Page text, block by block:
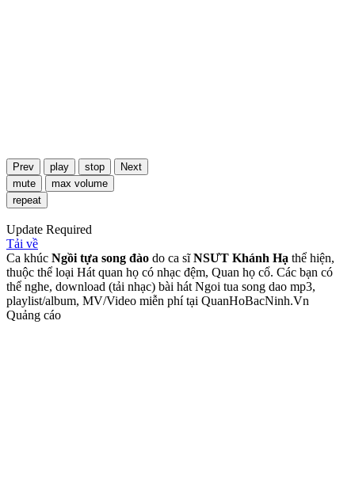
Prev play stop
Next
mute
max volume
repeat
Update Required
Tải về
Ca khúc Ngồi tựa song đào do ca sĩNSƯT Khánh Hạ thể hiện,
thuộc thể loại Hát quan họ có nhạc đệm, Quan họ cổ. Các bạn có
thể nghe, download (tải nhạc) bài hát Ngoi tua song dao mp3,
playlist/album, MV/Video miễn phí tại QuanHoBacNinh.Vn
Quảng cáo